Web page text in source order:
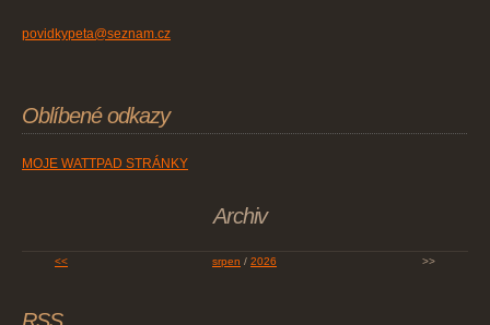
povidkypeta@seznam.cz
Oblíbené odkazy
MOJE WATTPAD STRÁNKY
Archiv
<< srpen / 2026 >>